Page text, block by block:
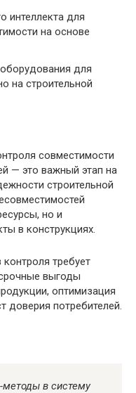
интеллекта для
на основе
для
на строительной
совместимости
— это важный этап на
строительной
но и
в конструкциях.
требует
выгоды
оптимизация
доверия потребителей.
методы в систему